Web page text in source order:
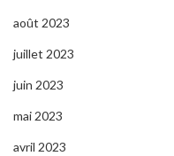
août 2023
juillet 2023
juin 2023
mai 2023
avril 2023